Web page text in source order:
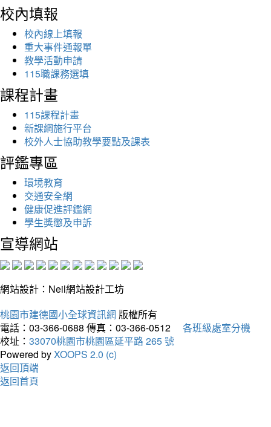
校內填報
校內線上填報
重大事件通報單
教學活動申請
115職課務選填
課程計畫
115課程計畫
新課綱施行平台
校外人士協助教學要點及課表
評鑑專區
環境教育
交通安全網
健康促進評鑑網
學生獎懲及申訴
宣導網站
網站設計：Neil網站設計工坊
桃園市建德國小全球資訊網 版權所有
電話：03-366-0688 傳真：03-366-0512
各班級處室分機
校址： 33070桃園市桃園區延平路 265 號
Powered byXOOPS 2.0 (c)
返回頂端
返回首頁